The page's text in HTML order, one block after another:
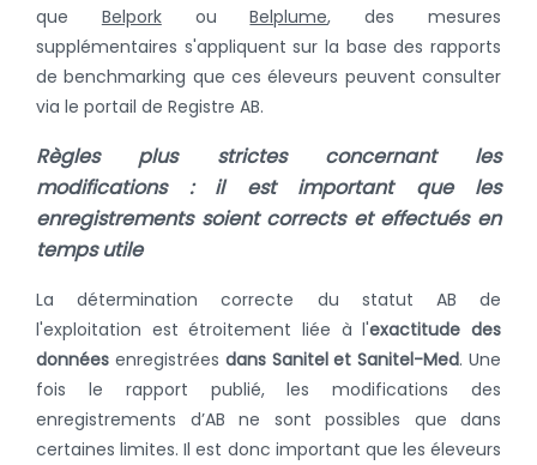
que BelporkouBelplume, des mesures
supplémentaires s'appliquent sur la base des rapports
de benchmarking que ces éleveurs peuvent consulter
via le portail de Registre AB.
Règles plus strictes concernant les
modifications : il est important que les
enregistrements soient corrects et effectués en
temps utile
La détermination correcte du statut AB de
l'exploitation est étroitement liée à l'exactitude des
données enregistrées dans Sanitel et Sanitel-Med. Une
fois le rapport publié, les modifications des
enregistrements d’AB ne sont possibles que dans
certaines limites. Il est donc important que les éleveurs